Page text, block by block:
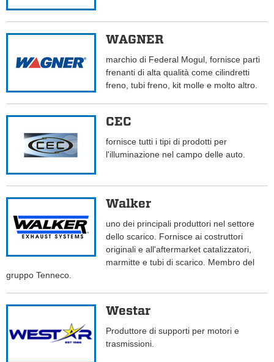
WAGNER
marchio di Federal Mogul, fornisce parti
frenanti di alta qualità come cilindretti
freno, tubi freno, kit molle e molto altro.
CEC
fornisce tutti i tipi di prodotti per
l'illuminazione nel campo delle auto.
Walker
uno dei principali produttori nel settore
dello scarico. Fornisce ai costruttori
originali e all'aftermarket catalizzatori,
marmitte e tubi di scarico. Membro del
gruppo Tenneco.
Westar
Produttore di supporti per motori e
trasmissioni.